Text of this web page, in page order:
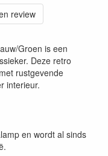
review
Groen is een
Deze retro
rustgevende
interieur.
en wordt al sinds